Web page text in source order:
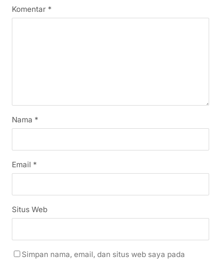
Komentar *
Nama *
Email *
Situs Web
Simpan nama, email, dan situs web saya pada